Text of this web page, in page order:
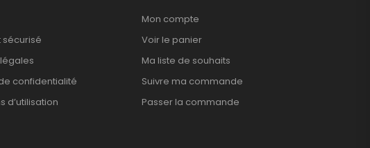
sécurisé
confidentialité
d’utilisation
Mon compte
Voir le panier
Ma liste de souhaits
Suivre ma commande
Passer la commande